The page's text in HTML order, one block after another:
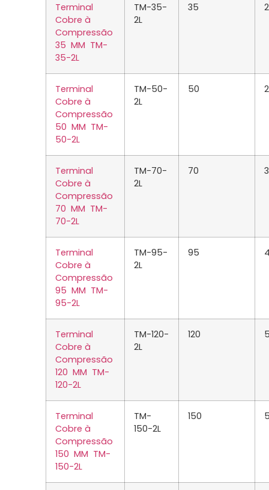
Terminal
Cobre à
Compressão
35 MM TM-
35-2L
TM-35-
2L
35
Terminal
Cobre à
Compressão
50 MM TM-
50-2L
TM-50-
2L
50
Terminal
Cobre à
Compressão
70 MM TM-
70-2L
TM-70-
2L
70
Terminal
Cobre à
Compressão
95 MM TM-
95-2L
TM-95-
2L
95
Terminal
Cobre à
Compressão
120 MM TM-
120-2L
TM-120-
2L
120
Terminal
Cobre à
Compressão
150 MM TM-
150-2L
TM-
150-2L
150